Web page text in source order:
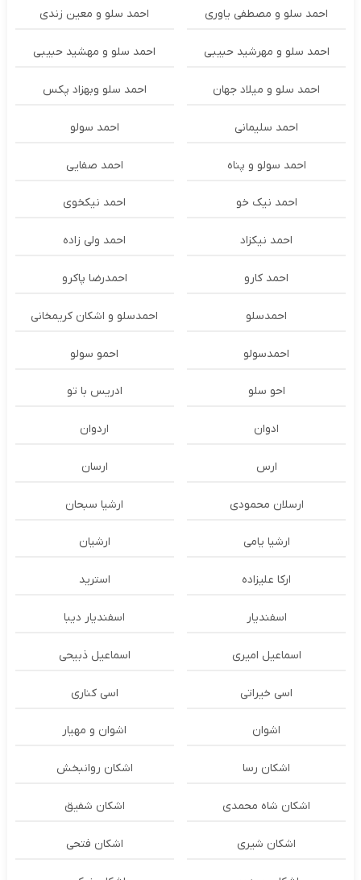
احمد سلو و مصطفی یاوری احمد سلو و معین زندی
احمد سلو و مهرشید حبیبی احمد سلو و مهشید حبیبی
احمد سلو و میلاد جهان احمد سلو وبهزاد پکس
احمد سلیمانی احمد سولو
احمد سولو و پناه احمد صفایی
احمد نیک خو احمد نیکخوی
احمد نیکزاد احمد ولی زاده
احمد کارو احمدرضا پاکرو
احمدسلو احمدسلو و اشکان کریمخانی
احمدسولو احمو سولو
احو سلو ادریس با تو
ادوان اردوان
ارس ارسان
ارسلان محمودی ارشیا سبحان
ارشیا یامی ارشیان
ارکا علیزاده استرید
اسفندیار اسفندیار دیبا
اسماعیل امیری اسماعیل ذبیحی
اسی خیراتی اسی کناری
اشوان اشوان و مهیار
اشکان رسا اشکان روانبخش
اشکان شاه محمدی اشکان شفیق
اشکان شیری اشکان فتحی